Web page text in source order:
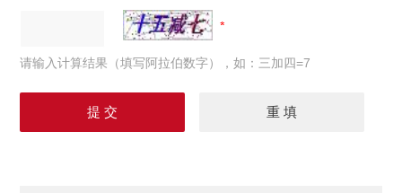
请输入计算结果（填写阿拉伯数字），如：三加四=7